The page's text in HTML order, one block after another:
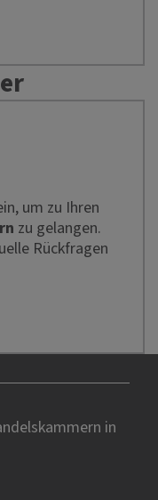
um zu Ihren
zu gelangen.
Rückfragen
in